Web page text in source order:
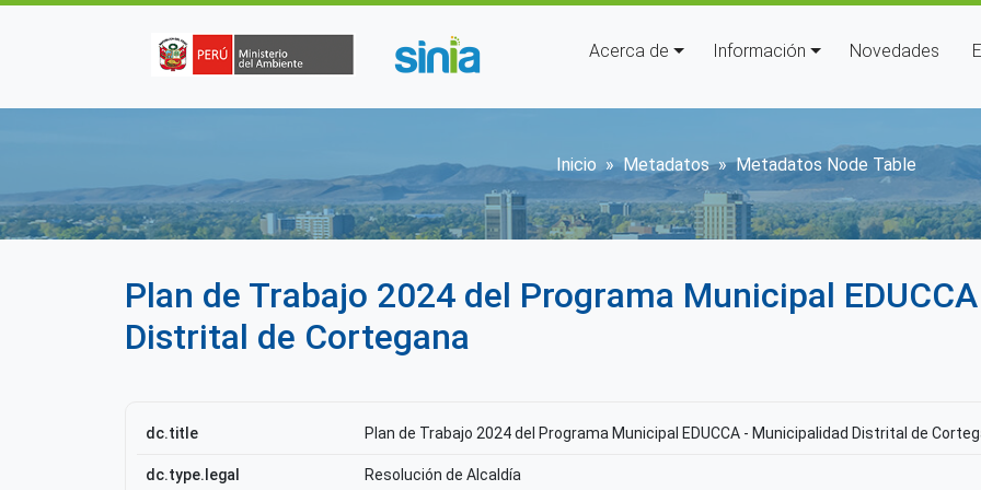
Navegación principal
Acerca de Información Novedades
Sobrescribir enlaces de
Inicio Metadatos Metadatos Node Table
Plan de Trabajo 2024 del Programa Municipal
Distrital de Cortegana
dc.title Plan de Trabajo 2024 del Programa Municipal EDUCCA - Municipalidad Distrital de
dc.type.legal Resolución de Alcaldía